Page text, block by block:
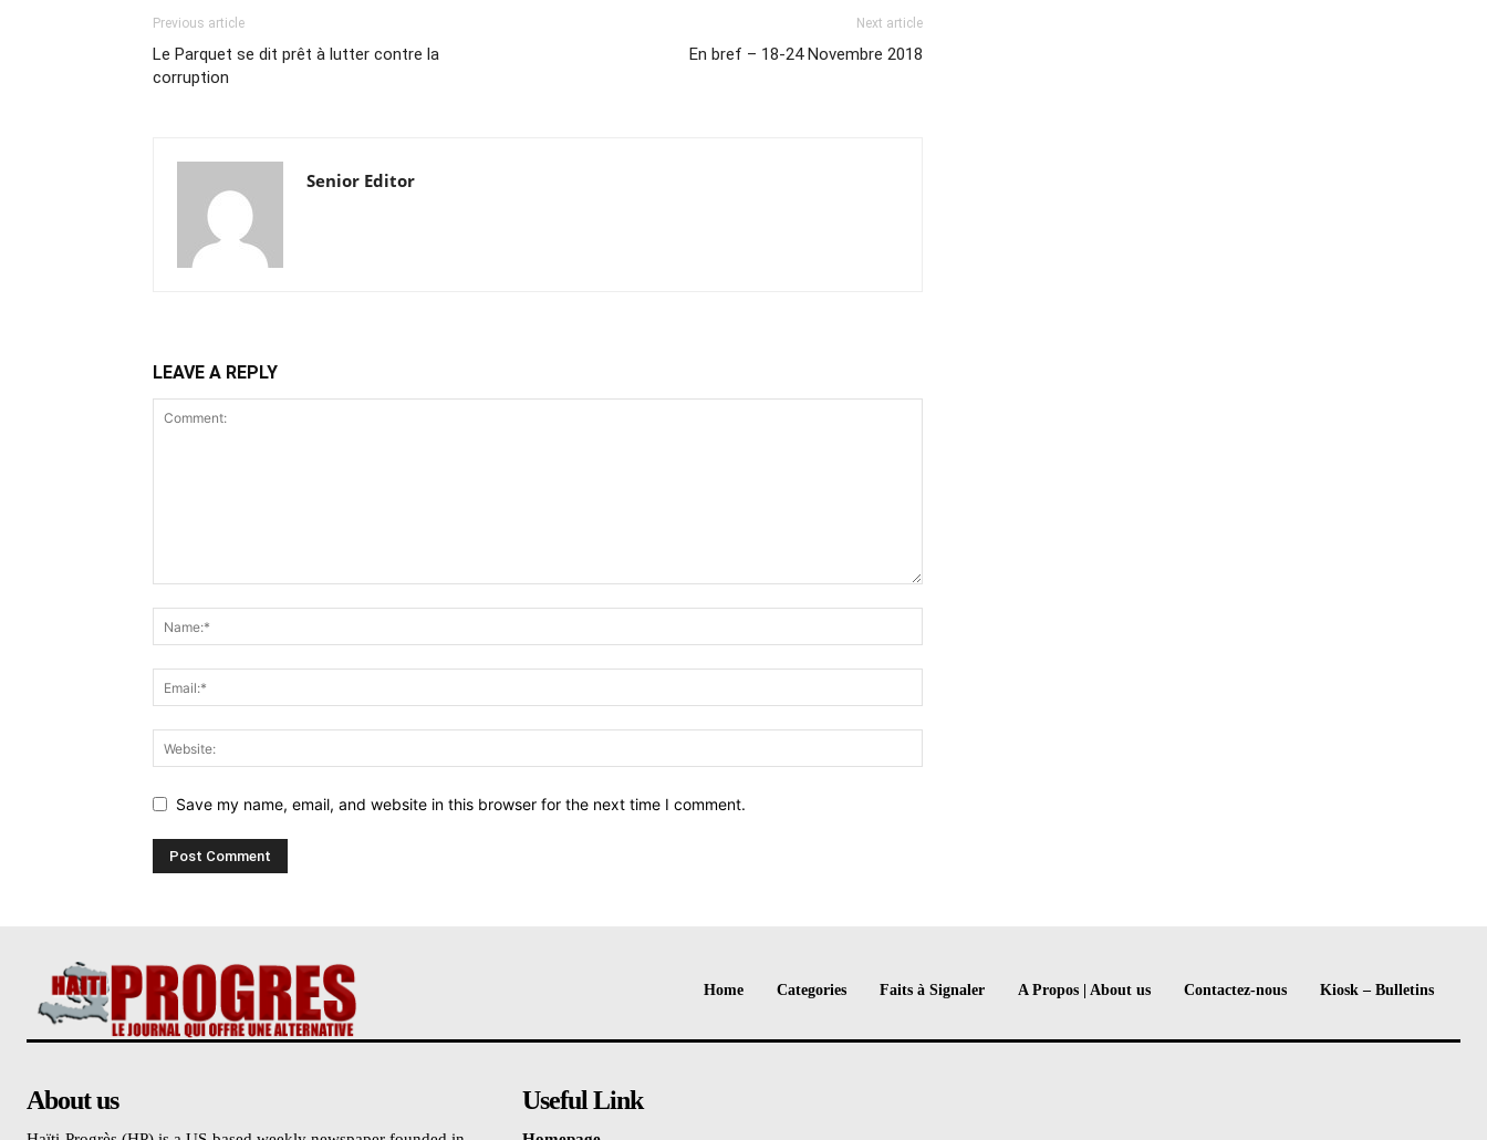
Previous article
Le Parquet se dit prêt à lutter contre la
corruption
Next article
En bref – 18-24 Novembre 2018
Senior Editor
LEAVE A REPLY
Save my name, email, and website in this browser for the next time I comment.
Home Categories Faits à Signaler A Propos | About us Contactez-nous Kiosk – Bulletins
About us Useful Link